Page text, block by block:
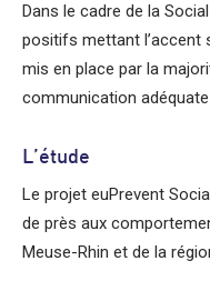
Dans le cadre de la
positifs mettant
mis en place par la
communication
L’étude
Le projet euPrevent
de près aux
Meuse-Rhin et de la